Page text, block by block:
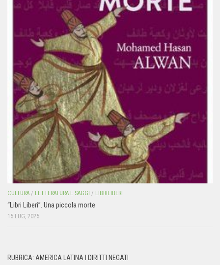
CULTURA / LETTERATURA E SAGGI / LIBRILIBERI
“Libri Liberi”. Una piccola morte
15 LUG, 2025
RUBRICA: AMERICA LATINA I DIRITTI NEGATI